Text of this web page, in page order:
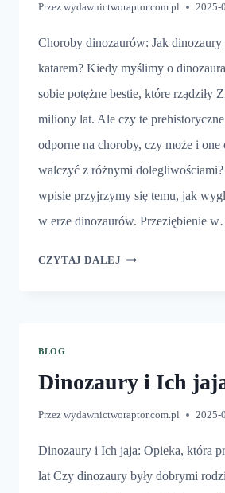
Przez wydawnictworaptor.com.pl 2025-
Choroby dinozaurów: Jak dinozaury
katarem? Kiedy myślimy o
sobie potężne bestie, które rządziły
miliony lat. Ale czy te
odporne na choroby, czy może i one
walczyć z różnymi
wpisie przyjrzymy się temu, jak
w erze dinozaurów. Przeziębienie
CZYTAJ DALEJ CHOROBY
BLOG
Dinozaury i Ich
Przez wydawnictworaptor.com.pl 2025-
Dinozaury i Ich jaja: Opieka, która
lat Czy dinozaury były dobrymi